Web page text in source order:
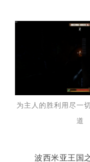
为主人的胜利用尽一
道
波西米亚王国